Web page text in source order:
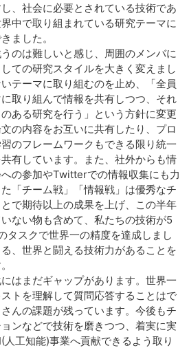
、社会に必要とされている技術であ
中で取り組まれている研究テーマに
ました。
のは難しいと感じ、周囲のメンバに
ての研究スタイルを大きく変えまし
テーマに取り組むのを止め、「全員
取り組んで情報を共有しつつ、それ
ある研究を行う」という方針に変更
の内容をお互いに共有したり、プロ
のフレームワークもできる限り統一
有しています。また、社外からも情
の参加やTwitterでの情報収集にも力
「チーム戦」「情報戦」は優秀なチ
で期待以上の成果を上げ、この半年
ない物も含めて、私たちの技術が5
タスクで世界一の精度を達成しまし
、世界と闘える技術力があることを
はまだギャップがあります。世界一
トを理解して質問応答することはで
んの課題が残っています。今後もチ
ンなどで技術を磨きつつ、着実に実
工知能)事業へ貢献できるよう取り